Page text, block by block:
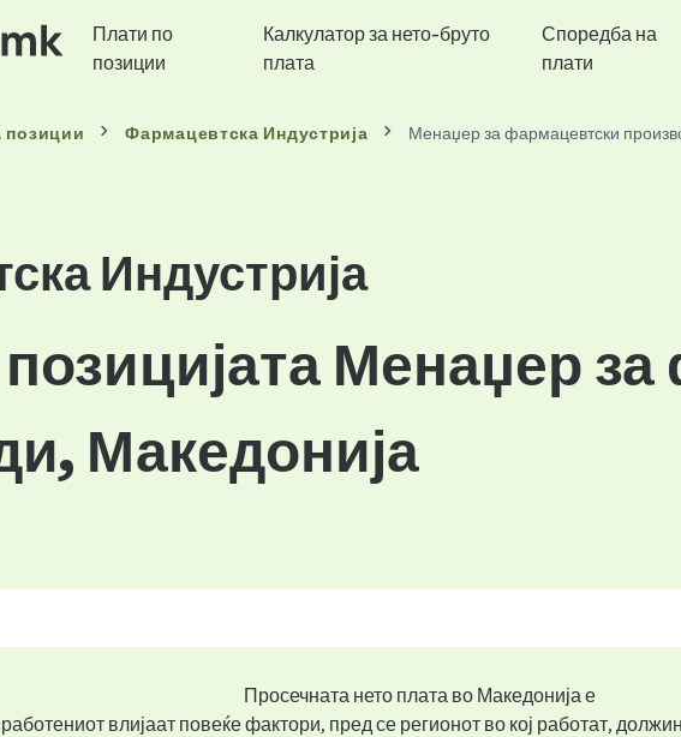
Плати по
позиции
Калкулатор за нето-бруто
плата
Споредба на
плати
позиции Фармацевтска Индустрија Менаџер за фармацевтски
Индустрија
Менаџер
Македонија
Просечната нето плата во Македонија е
влијаат повеќе фактори, пред се регионот во кој работат,